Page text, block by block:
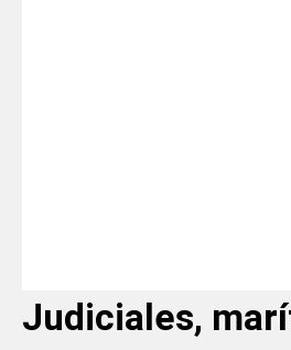
Judiciales,